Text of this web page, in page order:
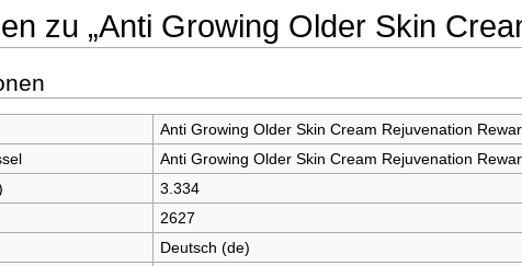
zu „Anti Growing Older Skin
Anti Growing Older Skin Cream Rejuvenation
Anti Growing Older Skin Cream Rejuvenation
3.334
2627
Deutsch (de)